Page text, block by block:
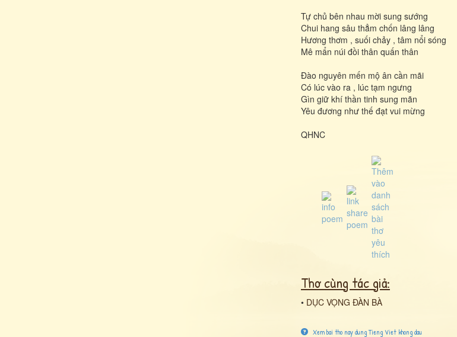
Tự chủ bên nhau mời sung sướng
Chui hang sâu thẳm chốn lâng lâng
Hương thơm , suối chảy , tâm nổi sóng
Mê mẩn núi đồi thân quấn thân
Đào nguyên mến mộ ân cần mãi
Có lúc vào ra , lúc tạm ngưng
Gìn giữ khí thần tinh sung mãn
Yêu đương như thế đạt vui mừng
QHNC
Thơ cùng tác giả:
• DỤC VỌNG ĐÀN BÀ
Xem bai tho nay dung Tieng Viet khong dau